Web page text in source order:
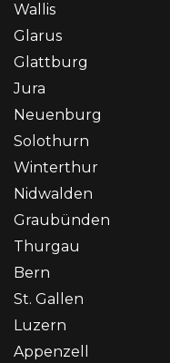
Wallis
Glarus
Glattburg
Jura
Neuenburg
Solothurn
Winterthur
Nidwalden
Graubünden
Thurgau
Bern
St. Gallen
Luzern
Appenzell